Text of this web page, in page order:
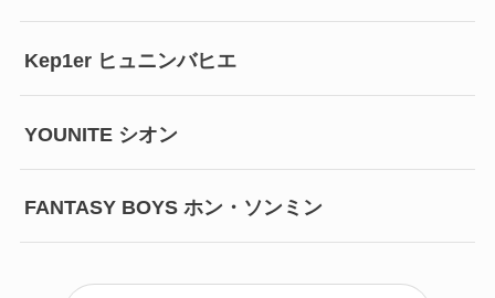
Kep1er ヒュニンバヒエ
YOUNITE シオン
FANTASY BOYS ホン・ソンミン